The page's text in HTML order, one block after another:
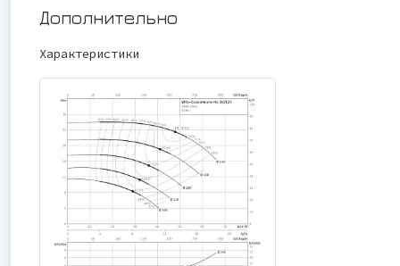
Дополнительно
Характеристики